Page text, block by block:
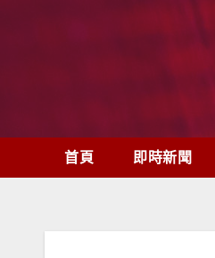
首頁 即時新聞